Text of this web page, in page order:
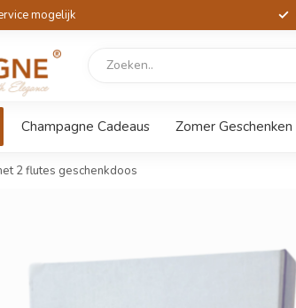
mogelijk
Champagne Cadeaus Zomer Geschenken
2 flutes geschenkdoos